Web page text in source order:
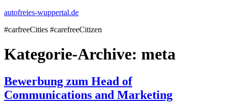
Zum
springen
autofreies-wuppertal.de
#carfreeCities #carefreeCitizen
Kategorie-Archive: meta
Bewerbung zum Head of
Communications and Marketing